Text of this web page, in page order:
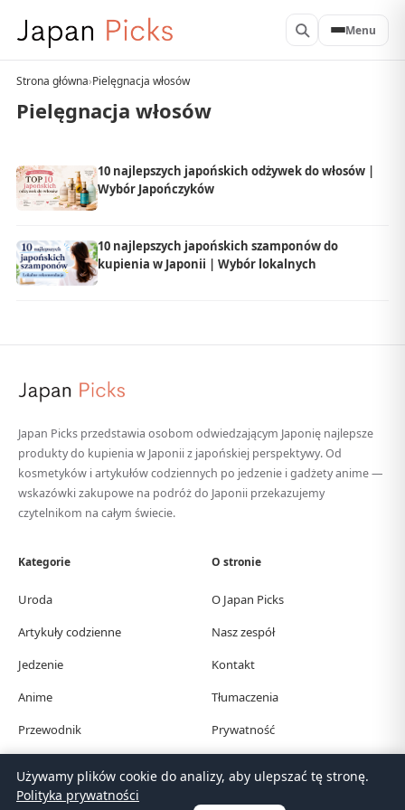
Menu
Strona główna›Pielęgnacja włosów
Pielęgnacja włosów
10 najlepszych japońskich odżywek do włosów |
Wybór Japończyków
10 najlepszych japońskich szamponów do
kupienia w Japonii | Wybór lokalnych
Japan Picks przedstawia osobom odwiedzającym Japonię najlepsze
produkty do kupienia w Japonii z japońskiej perspektywy. Od
kosmetyków i artykułów codziennych po jedzenie i gadżety anime —
wskazówki zakupowe na podróż do Japonii przekazujemy
czytelnikom na całym świecie.
Kategorie
Uroda
Artykuły codzienne
Jedzenie
Anime
Przewodnik
O stronie
O Japan Picks
Nasz zespół
Kontakt
Tłumaczenia
Prywatność
© Japan Picks. All Rights Reserved.
Używamy plików cookie do analizy, aby ulepszać tę stronę.
Polityka prywatności